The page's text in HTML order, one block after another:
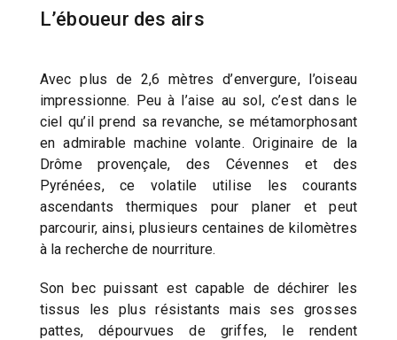
L’éboueur des airs
Avec plus de 2,6 mètres d’envergure, l’oiseau
impressionne. Peu à l’aise au sol, c’est dans le
ciel qu’il prend sa revanche, se métamorphosant
en admirable machine volante. Originaire de la
Drôme provençale, des Cévennes et des
Pyrénées, ce volatile utilise les courants
ascendants thermiques pour planer et peut
parcourir, ainsi, plusieurs centaines de kilomètres
à la recherche de nourriture.
Son bec puissant est capable de déchirer les
tissus les plus résistants mais ses grosses
pattes, dépourvues de griffes, le rendent